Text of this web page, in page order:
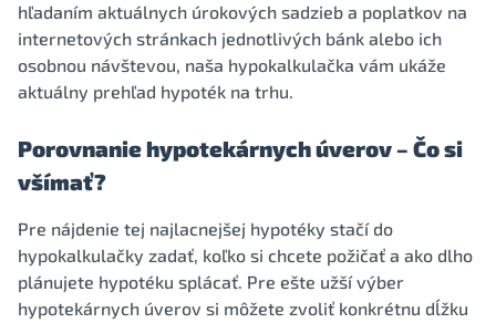
hľadaním aktuálnych úrokových sadzieb a poplatkov na
internetových stránkach jednotlivých bánk alebo ich
osobnou návštevou, naša hypokalkulačka vám ukáže
aktuálny prehľad hypoték na trhu.
Porovnanie hypotekárnych úverov – Čo si
všímať?
Pre nájdenie tej najlacnejšej hypotéky stačí do
hypokalkulačky zadať, koľko si chcete požičať a ako dlho
plánujete hypotéku splácať. Pre ešte užší výber
hypotekárnych úverov si môžete zvoliť konkrétnu dĺžku